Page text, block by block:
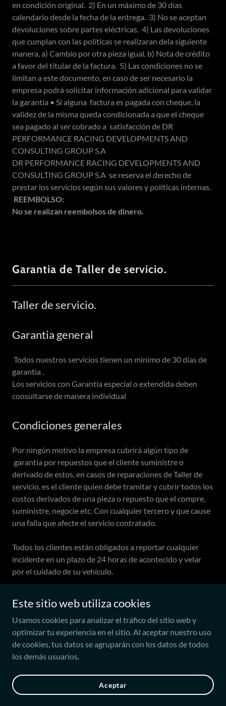
en condición original. 2) En un máximo de 30 días
calendario desde la fecha de la entrega. 3) No se aceptan
devoluciones sobre partes eléctricas. 4) Las devoluciones
que cumplan con las políticas se realizaran dela siguiente
manera, a) Cambio por otra pieza igual. b) Nota de crédito
a favor del titular de la factura. 5) Las condiciones no se
limitan a este documento, en caso de ser necesario la
empresa podrá solicitar información adicional para validar
la garantía • Si alguna factura es pagada con cheque, la
validez de la misma queda condicionada a que el cheque
sea pagado al ser cobrado a satisfacción de DR
PERFORMANCE RACING DEVELOPMENTS AND
CONSULTING GROUP S.A
DR PERFORMANCE RACING DEVELOPMENTS AND
CONSULTING GROUP S.A se reserva el derecho de
prestar los servicios según sus valores y políticas internas.
REEMBOLSO:
No se realizan reembolsos de dinero.
Garantia de Taller de servicio.
Taller de servicio.
Garantia general
Todos nuestros servicios tienen un mínimo de 30 días de
garantía .
Los servicios con Garantia especial o extendida deben
consultarse de manera individual
Condiciones generales
Por ningún motivo la empresa cubrirá algún tipo de
garantía por repuestos que el cliente suministre o
derivado de estos, en casos de reparaciones de Taller de
servicio, es el cliente quien debe tramitar y cubrir todos los
costos derivados de una pieza o repuesto que el compre,
suministre, negocie etc. Con cualquier tercero y que cause
una falla que afecte el servicio contratado.
Todos los clientes están obligados a reportar cualquier
incidente en un plazo de 24 horas de acontecido y velar
por el cuidado de su vehículo.
Con tecnología de
Este sitio web utiliza cookies
Usamos cookies para analizar el tráfico del sitio web y
optimizar tu experiencia en el sitio. Al aceptar nuestro uso
de cookies, tus datos se agruparán con los datos de todos
los demás usuarios.
Aceptar